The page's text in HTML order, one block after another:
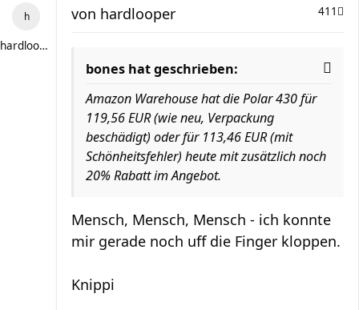
hardlooper
411
von hardlooper
bones hat geschrieben:
Amazon Warehouse hat die Polar 430 für
119,56 EUR (wie neu, Verpackung
beschädigt) oder für 113,46 EUR (mit
Schönheitsfehler) heute mit zusätzlich noch
20% Rabatt im Angebot.
Mensch, Mensch, Mensch - ich konnte
mir gerade noch uff die Finger kloppen.
Knippi